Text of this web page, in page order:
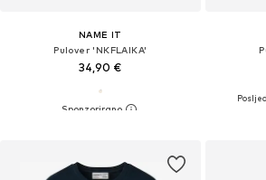
NAME IT
Pulover 'NKFLAIKA'
34,90 €